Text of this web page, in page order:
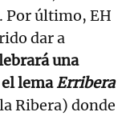
Por último, EH
dar a
una
lemaErribera
Ribera) donde